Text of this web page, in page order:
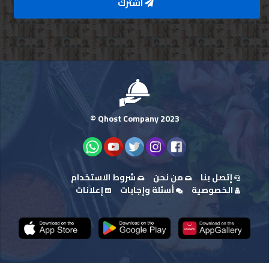
Qhost Company 2023 ©
إتصل بنا من نحن
شروط الاستخدام
الخصوصية
أسئلة وإجابات إعلانات